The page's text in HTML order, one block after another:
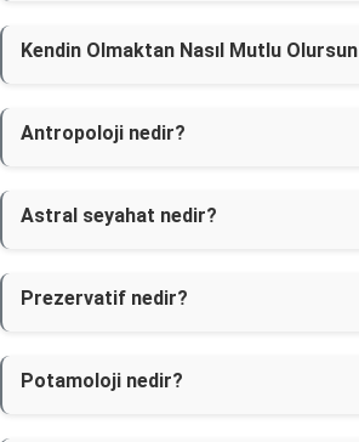
Kendin Olmaktan Nasıl Mutlu Olursun
Antropoloji nedir?
Astral seyahat nedir?
Prezervatif nedir?
Potamoloji nedir?